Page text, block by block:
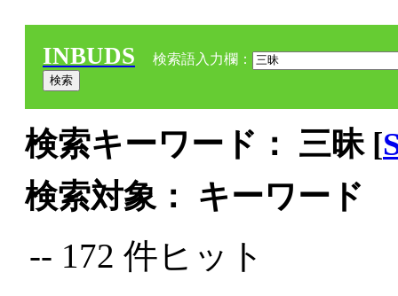
INBUDS 検索語入力欄：
検索キーワード： 三昧 [
検索対象： キーワード
-- 172 件ヒット